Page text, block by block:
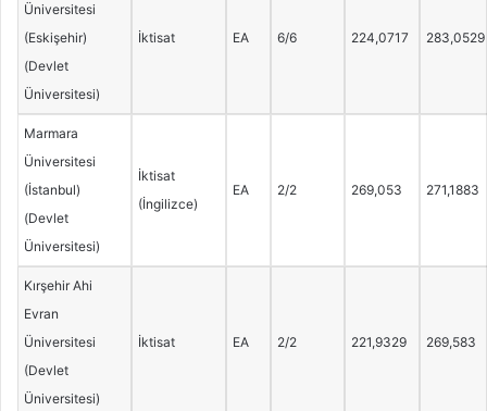
Üniversitesi
(Eskişehir)
(Devlet
Üniversitesi)
İktisat EA 6/6 224,0717 283,0529
Marmara
Üniversitesi
(İstanbul)
(Devlet
Üniversitesi)
İktisat
(İngilizce)
EA 2/2 269,053 271,1883
Kırşehir Ahi
Evran
Üniversitesi
(Devlet
Üniversitesi)
İktisat EA 2/2 221,9329 269,583